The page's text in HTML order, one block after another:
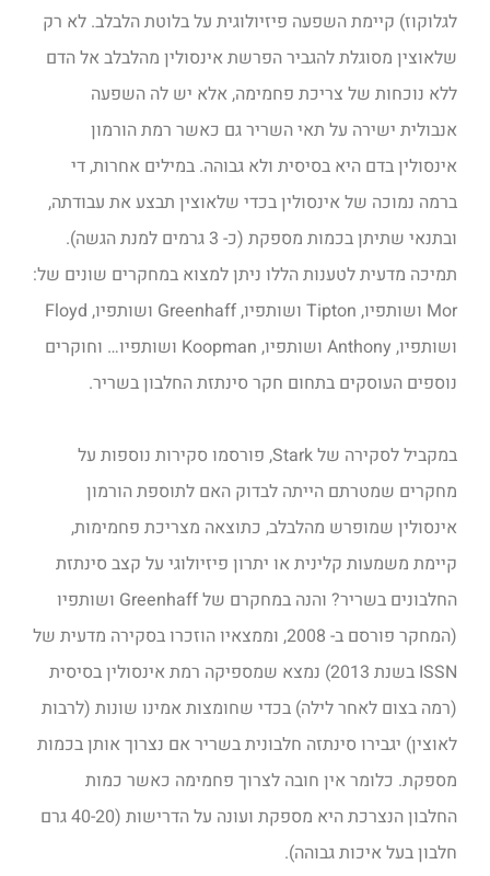
לגלוקוז) קיימת השפעה פיזיולוגית על בלוטת הלבלב. לא רק
שלאוצין מסוגלת להגביר הפרשת אינסולין מהלבלב אל הדם
ללא נוכחות של צריכת פחמימה, אלא יש לה השפעה
אנבולית ישירה על תאי השריר גם כאשר רמת הורמון
אינסולין בדם היא בסיסית ולא גבוהה. במילים אחרות, די
ברמה נמוכה של אינסולין בכדי שלאוצין תבצע את עבודתה,
ובתנאי שתיתן בכמות מספקת (כ- 3 גרמים למנת הגשה).
תמיכה מדעית לטענות הללו ניתן למצוא במחקרים שונים של:
Mor ושותפיו, Tipton ושותפיו, Greenhaff ושותפיו, Floyd
ושותפיו, Anthony ושותפיו, Koopman ושותפיו… וחוקרים
נוספים העוסקים בתחום חקר סינתזת החלבון בשריר.
במקביל לסקירה של Stark, פורסמו סקירות נוספות על
מחקרים שמטרתם הייתה לבדוק האם לתוספת הורמון
אינסולין שמופרש מהלבלב, כתוצאה מצריכת פחמימות,
קיימת משמעות קלינית או יתרון פיזיולוגי על קצב סינתזת
החלבונים בשריר? והנה במחקרם של Greenhaff ושותפיו
(המחקר פורסם ב- 2008, וממצאיו הוזכרו בסקירה מדעית של
ISSN בשנת 2013) נמצא שמספיקה רמת אינסולין בסיסית
(רמה בצום לאחר לילה) בכדי שחומצות אמינו שונות (לרבות
לאוצין) יגבירו סינתזה חלבונית בשריר אם נצרוך אותן בכמות
מספקת. כלומר אין חובה לצרוך פחמימה כאשר כמות
החלבון הנצרכת היא מספקת ועונה על הדרישות (40-20 גרם
חלבון בעל איכות גבוהה).